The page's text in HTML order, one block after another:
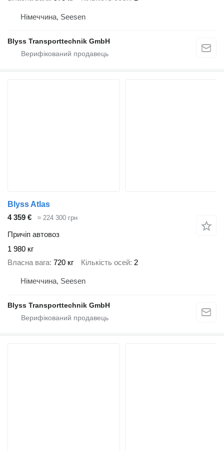
Німеччина, Seesen
Blyss Transporttechnik GmbH
Blyss Atlas
4 359 €
≈ 224 300 грн
Причіп автовоз
1 980 кг
Власна вага 720 кг Кількість осей 2
Німеччина, Seesen
Blyss Transporttechnik GmbH